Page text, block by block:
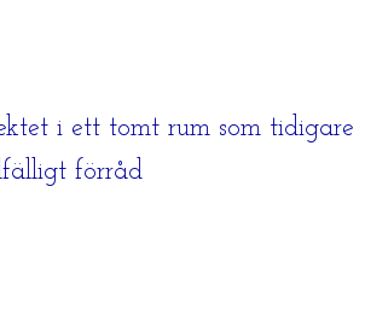
i ett tomt rum som tidigare
förråd